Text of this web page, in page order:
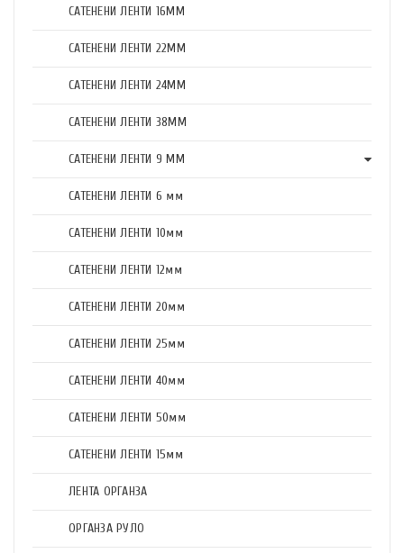
САТЕНЕНИ ЛЕНТИ 16ММ
САТЕНЕНИ ЛЕНТИ 22ММ
САТЕНЕНИ ЛЕНТИ 24ММ
САТЕНЕНИ ЛЕНТИ 38ММ
САТЕНЕНИ ЛЕНТИ 9 ММ
САТЕНЕНИ ЛЕНТИ 6 мм
САТЕНЕНИ ЛЕНТИ 10мм
САТЕНЕНИ ЛЕНТИ 12мм
САТЕНЕНИ ЛЕНТИ 20мм
САТЕНЕНИ ЛЕНТИ 25мм
САТЕНЕНИ ЛЕНТИ 40мм
САТЕНЕНИ ЛЕНТИ 50мм
САТЕНЕНИ ЛЕНТИ 15мм
ЛЕНТА ОРГАНЗА
ОРГАНЗА РУЛО